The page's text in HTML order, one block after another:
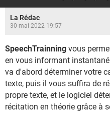
La Rédac
30 mai 2022 19:57
SpeechTrainning vous
en vous informant
va d'abord déterminer votre
texte, puis il vous suffira de
propre texte, et le logiciel
récitation en théorie grâce à